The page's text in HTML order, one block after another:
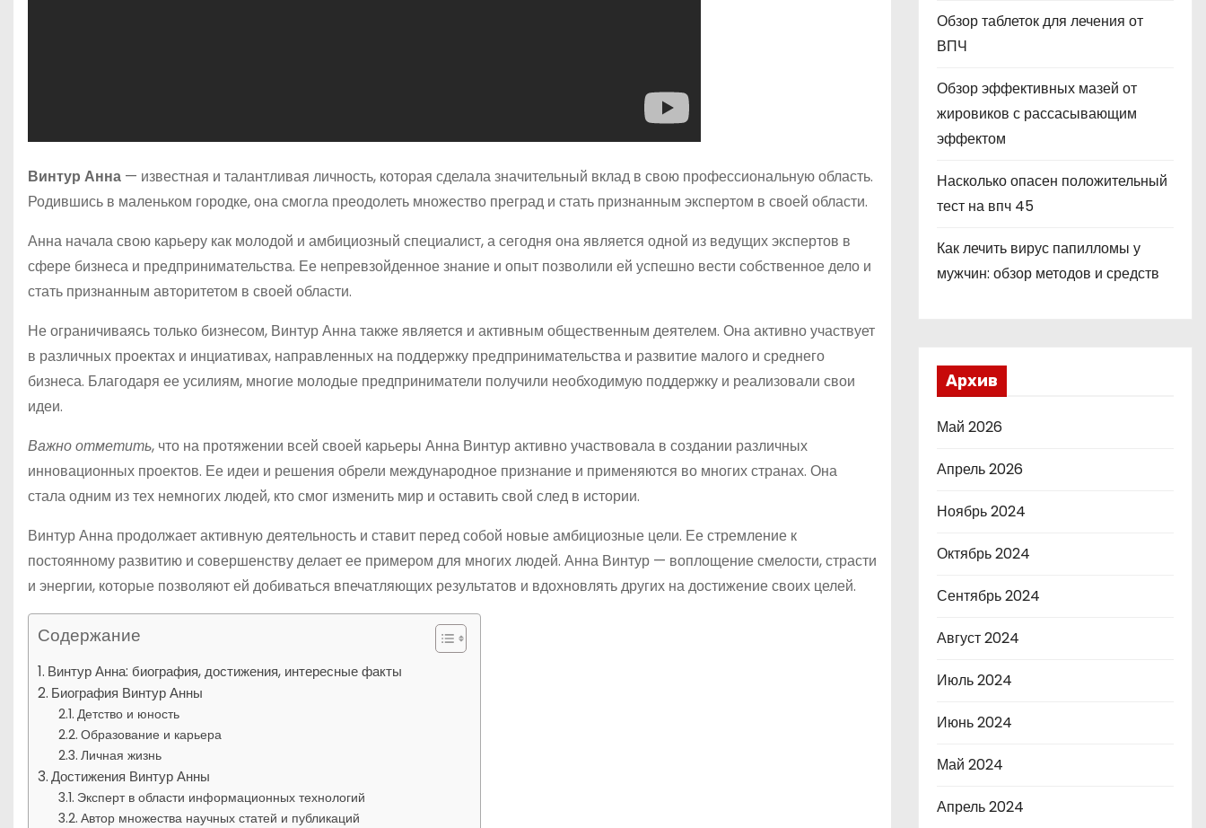
Винтур Анна — известная и талантливая личность, которая сделала значительный вклад в свою профессиональную область.
Родившись в маленьком городке, она смогла преодолеть множество преград и стать признанным экспертом в своей области.
Анна начала свою карьеру как молодой и амбициозный специалист, а сегодня она является одной из ведущих экспертов в
сфере бизнеса и предпринимательства. Ее непревзойденное знание и опыт позволили ей успешно вести собственное дело и
стать признанным авторитетом в своей области.
Не ограничиваясь только бизнесом, Винтур Анна также является и активным общественным деятелем. Она активно участвует
в различных проектах и инциативах, направленных на поддержку предпринимательства и развитие малого и среднего
бизнеса. Благодаря ее усилиям, многие молодые предприниматели получили необходимую поддержку и реализовали свои
идеи.
Важно отметить, что на протяжении всей своей карьеры Анна Винтур активно участвовала в создании различных
инновационных проектов. Ее идеи и решения обрели международное признание и применяются во многих странах. Она
стала одним из тех немногих людей, кто смог изменить мир и оставить свой след в истории.
Винтур Анна продолжает активную деятельность и ставит перед собой новые амбициозные цели. Ее стремление к
постоянному развитию и совершенству делает ее примером для многих людей. Анна Винтур — воплощение смелости, страсти
и энергии, которые позволяют ей добиваться впечатляющих результатов и вдохновлять других на достижение своих целей.
Содержание
Винтур Анна: биография, достижения, интересные факты
Биография Винтур Анны
Детство и юность
Образование и карьера
Личная жизнь
Достижения Винтур Анны
Эксперт в области информационных технологий
Автор множества научных статей и публикаций
Обзор таблеток для лечения от
ВПЧ
Обзор эффективных мазей от
жировиков с рассасывающим
эффектом
Насколько опасен положительный
тест на впч 45
Как лечить вирус папилломы у
мужчин: обзор методов и средств
Архив
Май 2026
Апрель 2026
Ноябрь 2024
Октябрь 2024
Сентябрь 2024
Август 2024
Июль 2024
Июнь 2024
Май 2024
Апрель 2024